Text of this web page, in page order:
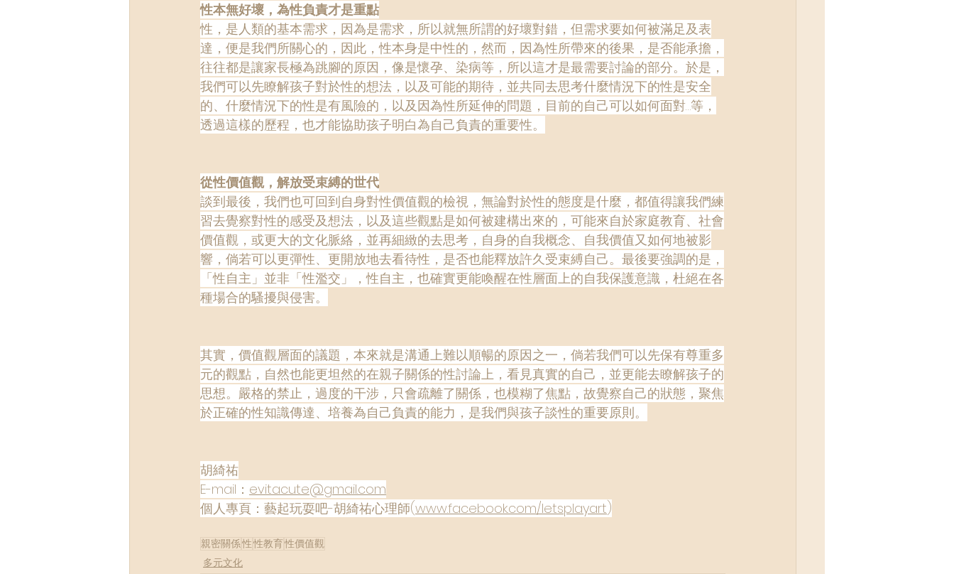
性本無好壞，為性負責才是重點
性，是人類的基本需求，因為是需求，所以就無所謂的好壞對錯，但需求要如何被滿足及表
達，便是我們所關心的，因此，性本身是中性的，然而，因為性所帶來的後果，是否能承擔，
往往都是讓家長極為跳腳的原因，像是懷孕、染病等，所以這才是最需要討論的部分。於是，
我們可以先瞭解孩子對於性的想法，以及可能的期待，並共同去思考什麼情況下的性是安全
的、什麼情況下的性是有風險的，以及因為性所延伸的問題，目前的自己可以如何面對…等，
透過這樣的歷程，也才能協助孩子明白為自己負責的重要性。
從性價值觀，解放受束縛的世代
談到最後，我們也可回到自身對性價值觀的檢視，無論對於性的態度是什麼，都值得讓我們練
習去覺察對性的感受及想法，以及這些觀點是如何被建構出來的，可能來自於家庭教育、社會
價值觀，或更大的文化脈絡，並再細緻的去思考，自身的自我概念、自我價值又如何地被影
響，倘若可以更彈性、更開放地去看待性，是否也能釋放許久受束縛自己。最後要強調的是，
「性自主」並非「性濫交」，性自主，也確實更能喚醒在性層面上的自我保護意識，杜絕在各
種場合的騷擾與侵害。
其實，價值觀層面的議題，本來就是溝通上難以順暢的原因之一，倘若我們可以先保有尊重多
元的觀點，自然也能更坦然的在親子關係的性討論上，看見真實的自己，並更能去瞭解孩子的
思想。嚴格的禁止，過度的干涉，只會疏離了關係，也模糊了焦點，故覺察自己的狀態，聚焦
於正確的性知識傳達、培養為自己負責的能力，是我們與孩子談性的重要原則。
胡綺祐
E-mail： evitacute@gmail.com
個人專頁：藝起玩耍吧-胡綺祐心理師(www.facebook.com/letsplayart)
親密關係性性教育性價值觀
多元文化